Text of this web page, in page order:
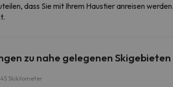
dass Sie mit Ihrem Haustier anreisen
zu nahe gelegenen Skigebieten
45 Skikilometer